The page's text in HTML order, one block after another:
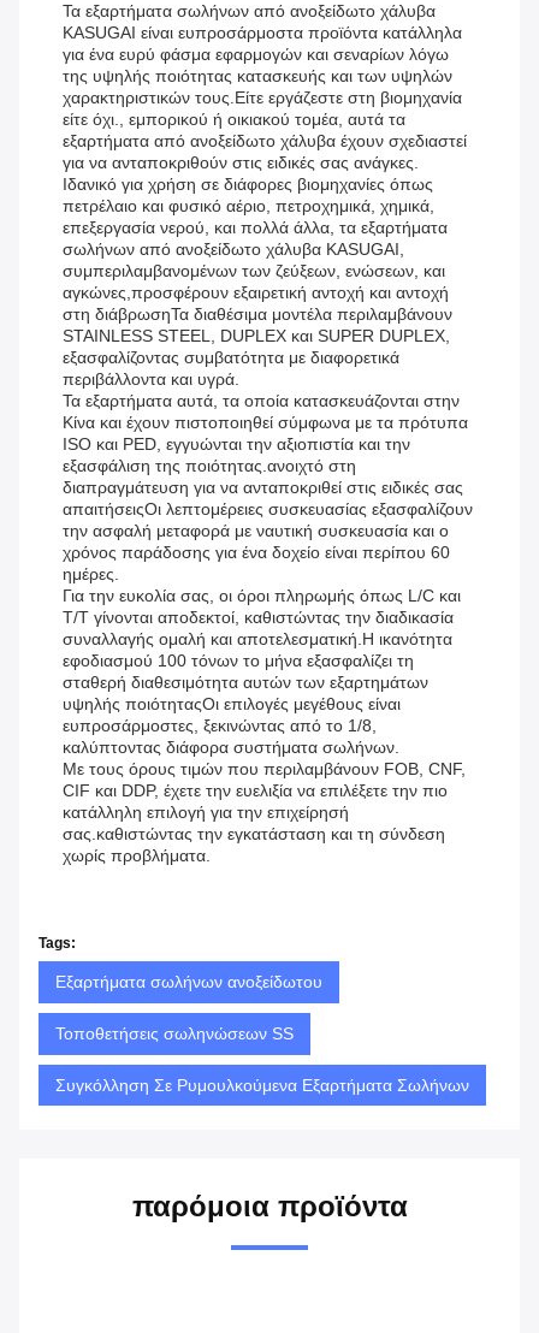
Τα εξαρτήματα σωλήνων από ανοξείδωτο χάλυβα
KASUGAI είναι ευπροσάρμοστα προϊόντα κατάλληλα
για ένα ευρύ φάσμα εφαρμογών και σεναρίων λόγω
της υψηλής ποιότητας κατασκευής και των υψηλών
χαρακτηριστικών τους.Είτε εργάζεστε στη βιομηχανία
είτε όχι., εμπορικού ή οικιακού τομέα, αυτά τα
εξαρτήματα από ανοξείδωτο χάλυβα έχουν σχεδιαστεί
για να ανταποκριθούν στις ειδικές σας ανάγκες.
Ιδανικό για χρήση σε διάφορες βιομηχανίες όπως
πετρέλαιο και φυσικό αέριο, πετροχημικά, χημικά,
επεξεργασία νερού, και πολλά άλλα, τα εξαρτήματα
σωλήνων από ανοξείδωτο χάλυβα KASUGAI,
συμπεριλαμβανομένων των ζεύξεων, ενώσεων, και
αγκώνες,προσφέρουν εξαιρετική αντοχή και αντοχή
στη διάβρωσηΤα διαθέσιμα μοντέλα περιλαμβάνουν
STAINLESS STEEL, DUPLEX και SUPER DUPLEX,
εξασφαλίζοντας συμβατότητα με διαφορετικά
περιβάλλοντα και υγρά.
Τα εξαρτήματα αυτά, τα οποία κατασκευάζονται στην
Κίνα και έχουν πιστοποιηθεί σύμφωνα με τα πρότυπα
ISO και PED, εγγυώνται την αξιοπιστία και την
εξασφάλιση της ποιότητας.ανοιχτό στη
διαπραγμάτευση για να ανταποκριθεί στις ειδικές σας
απαιτήσειςΟι λεπτομέρειες συσκευασίας εξασφαλίζουν
την ασφαλή μεταφορά με ναυτική συσκευασία και ο
χρόνος παράδοσης για ένα δοχείο είναι περίπου 60
ημέρες.
Για την ευκολία σας, οι όροι πληρωμής όπως L/C και
T/T γίνονται αποδεκτοί, καθιστώντας την διαδικασία
συναλλαγής ομαλή και αποτελεσματική.Η ικανότητα
εφοδιασμού 100 τόνων το μήνα εξασφαλίζει τη
σταθερή διαθεσιμότητα αυτών των εξαρτημάτων
υψηλής ποιότηταςΟι επιλογές μεγέθους είναι
ευπροσάρμοστες, ξεκινώντας από το 1/8,
καλύπτοντας διάφορα συστήματα σωλήνων.
Με τους όρους τιμών που περιλαμβάνουν FOB, CNF,
CIF και DDP, έχετε την ευελιξία να επιλέξετε την πιο
κατάλληλη επιλογή για την επιχείρησή
σας.καθιστώντας την εγκατάσταση και τη σύνδεση
χωρίς προβλήματα.
Tags:
Εξαρτήματα σωλήνων ανοξείδωτου
Τοποθετήσεις σωληνώσεων SS
Συγκόλληση Σε Ρυμουλκούμενα Εξαρτήματα Σωλήνων
παρόμοια προϊόντα